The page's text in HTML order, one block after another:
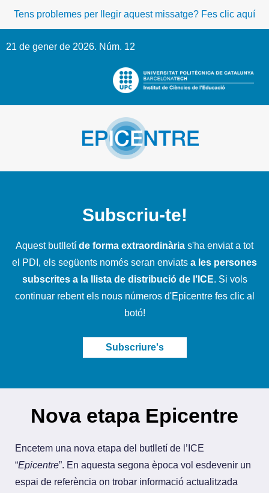
Tens problemes per llegir aquest missatge? Fes clic aquí
21 de gener de 2026. Núm. 12
Subscriu-te!
Aquest butlletí de forma extraordinària s'ha enviat a tot
el PDI, els següents només seran enviats a les persones
subscrites a la llista de distribució de l’ICE. Si vols
continuar rebent els nous números d'Epicentre fes clic al
botó!
Subscriure's
Nova etapa Epicentre
Encetem una nova etapa del butlletí de l’ICE
“Epicentre”. En aquesta segona època vol esdevenir un
espai de referència on trobar informació actualitzada